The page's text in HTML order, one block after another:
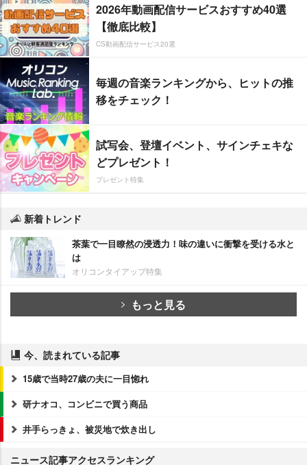
2026年動画配信サービスおすすめ40選
【徹底比較】
CS動画配信サービス20選
毎週の音楽ランキングから、ヒットの推
移をチェック！
試写会、登壇イベント、サインチェキな
どプレゼント！
プレゼント特集
新着トレンド
茶葉で一目瞭然の浸透力！味の違いに衝撃を受ける水と
は
オリコンタイアップ特集
もっと見る
今、読まれている記事
15歳で当時27歳の夫に一目惚れ
研ナオコ、コンビニで買う商品
井手らっきょ、被災地で炊き出し
ニュース記事アクセスランキング